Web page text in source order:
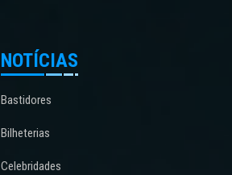
NOTÍCIAS
Bastidores
Bilheterias
Celebridades